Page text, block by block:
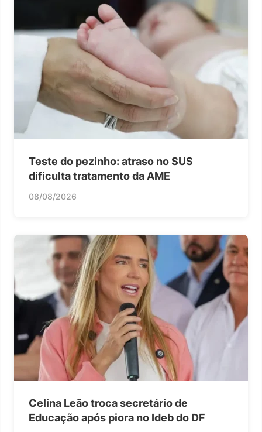
Teste do pezinho: atraso no SUS
dificulta tratamento da AME
08/08/2026
Celina Leão troca secretário de
Educação após piora no Ideb do DF